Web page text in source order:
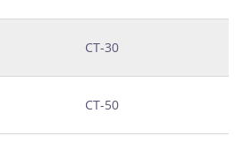
СТ-30
СТ-50